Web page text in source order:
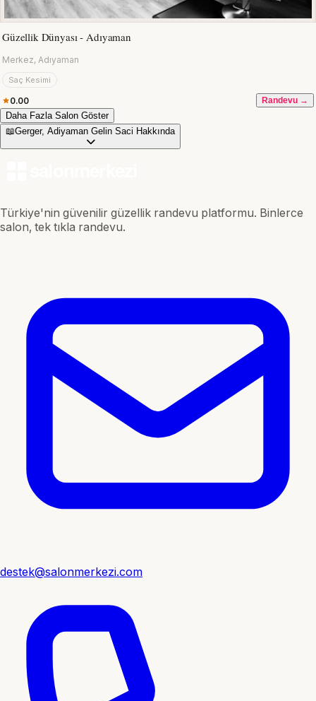
Güzellik Dünyası - Adıyaman
Merkez, Adıyaman
Saç Kesimi
0.00 Randevu →
Daha Fazla Salon Göster
📖Gerger, Adiyaman Gelin Saci Hakkında
Türkiye'nin güvenilir güzellik randevu platformu. Binlerce
salon, tek tıkla randevu.
destek@salonmerkezi.com